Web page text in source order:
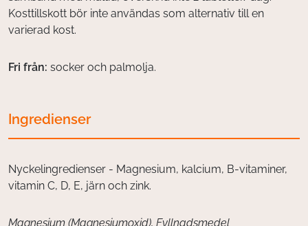
Kosttillskott bör inte användas som alternativ till en
varierad kost.
Fri från: socker och palmolja.
Ingredienser
Nyckelingredienser - Magnesium, kalcium, B-vitaminer,
vitamin C, D, E, järn och zink.
Magnesium (Magnesiumoxid), Fyllnadsmedel